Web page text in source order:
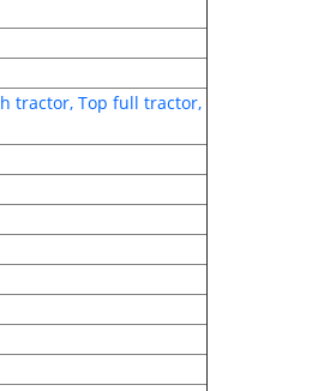
tractor, Top full tractor,